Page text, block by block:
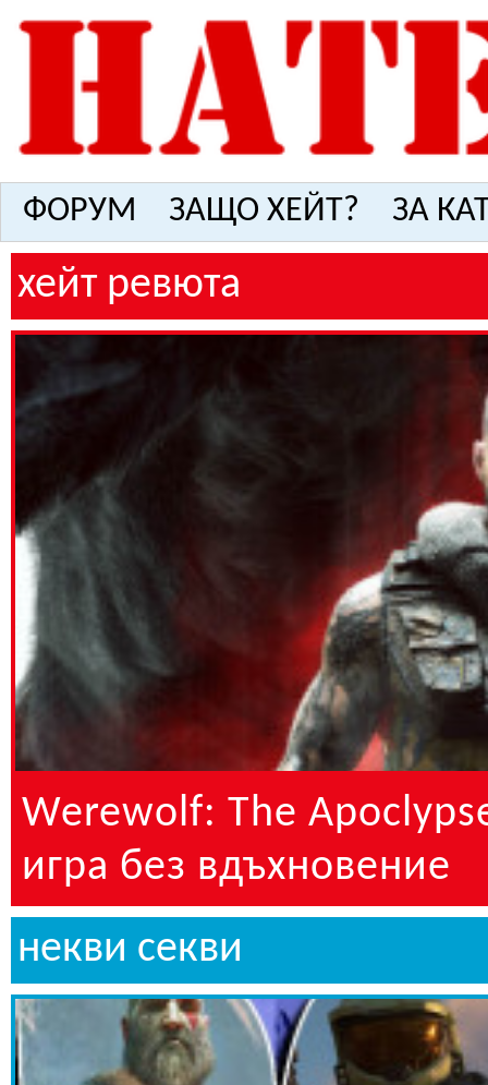
ФОРУМ ЗАЩО ХЕЙТ? ЗА
хейт ревюта
Werewolf: The
игра без вдъхновение
некви секви